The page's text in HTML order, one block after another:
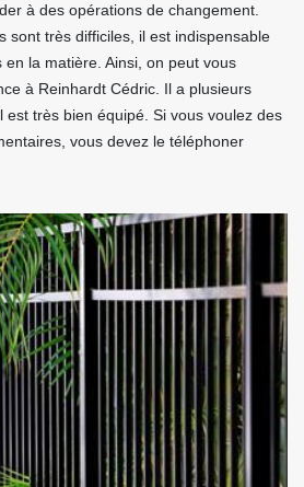
à des opérations de changement.
sont très difficiles, il est indispensable
la matière. Ainsi, on peut vous
à Reinhardt Cédric. Il a plusieurs
est très bien équipé. Si vous voulez des
vous devez le téléphoner